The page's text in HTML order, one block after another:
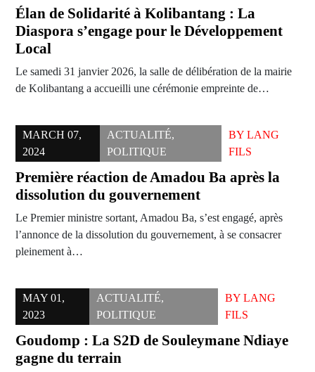
Élan de Solidarité à Kolibantang : La
Diaspora s’engage pour le Développement
Local
Le samedi 31 janvier 2026, la salle de délibération de la mairie
de Kolibantang a accueilli une cérémonie empreinte de…
MARCH 07,
2024
ACTUALITÉ,
POLITIQUE
BYLANG
FILS
Première réaction de Amadou Ba après la
dissolution du gouvernement
Le Premier ministre sortant, Amadou Ba, s’est engagé, après
l’annonce de la dissolution du gouvernement, à se consacrer
pleinement à…
MAY 01,
2023
ACTUALITÉ,
POLITIQUE
BY LANG
FILS
Goudomp : La S2D de Souleymane Ndiaye
gagne du terrain